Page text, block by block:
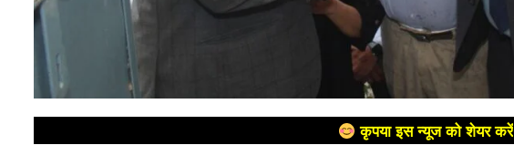
कृपया इस न्यूज को शेयर करें